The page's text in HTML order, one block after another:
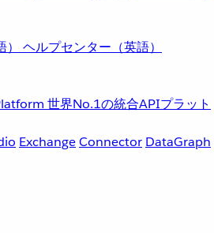
ヘルプセンター（英語）
世界No.1の統合APIプラット
ExchangeConnector DataGraph